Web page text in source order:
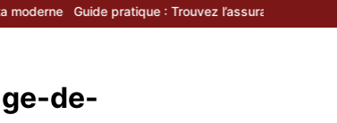
pratique : Trouvez l’assurance idéale en un clic
de-